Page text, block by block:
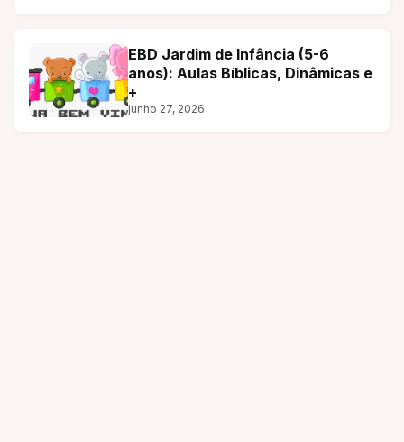
EBD Jardim de Infância (5-6
anos): Aulas Bíblicas, Dinâmicas e
+
junho 27, 2026